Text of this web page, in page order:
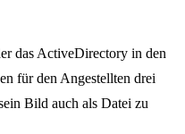
das ActiveDirectory in den
für den Angestellten drei
Bild auch als Datei zu